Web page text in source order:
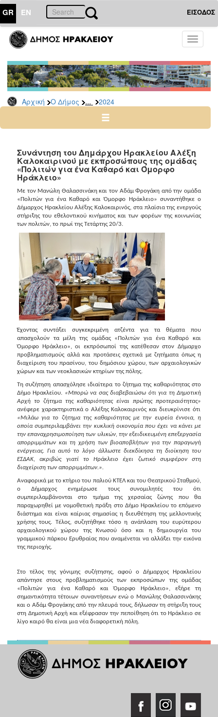
GR EN ΕΙΣΟΔΟΣ
Toggle
Αρχική Ο Δήμος ... 2024
ΔΗΜΟΣ
Δελτία
Τύπου
Αρχείο
2026
2024
2022
2021
2020
2019
2018
2017
2016
2015
2013
2012
2011
2010
2006
ΤΟΠΟΣ
ΠΟΛΙΤΙΣΜΟΣ
ΑΝΘΕΚΤΙΚΗ
ΠΟΛΗ
Συνάντηση του Δημάρχου Ηρακλείου Αλέξη
Καλοκαιρινού με εκπροσώπους της ομάδας
«Πολιτών για ένα Καθαρό και Όμορφο
Ηράκλειο»
Με τον Μανώλη Θαλασσινάκη και τον Αδάμ Φρογάκη από την ομάδα
«Πολιτών για ένα Καθαρό και Όμορφο Ηράκλειο» συναντήθηκε ο
Δήμαρχος Ηρακλείου Αλέξης Καλοκαιρινός, στα πλαίσια της ενεργούς
στήριξης του εθελοντικού κινήματος και των φορέων της κοινωνίας
των πολιτών, το πρωί της Τετάρτης 20/3.
Έχοντας συντάξει συγκεκριμένη ατζέντα για τα θέματα που
απασχολούν τα μέλη της ομάδας «Πολιτών για ένα Καθαρό και
Όμορφο Ηράκλειο», οι εκπρόσωποί της κατέθεσαν στον Δήμαρχο
προβληματισμούς αλλά και προτάσεις σχετικά με ζητήματα όπως η
διαχείριση του πρασίνου, του δημόσιου χώρου, των αρχαιολογικών
χώρων και των νεοκλασικών κτηρίων της πόλης.
Τη συζήτηση απασχόλησε ιδιαίτερα το ζήτημα της καθαριότητας στο
Δήμο Ηρακλείου. «Μπορώ να σας διαβεβαιώσω ότι για τη Δημοτική
Αρχή το ζήτημα της καθαριότητας είναι πρώτης προτεραιότητας»
ανέφερε χαρακτηριστικά ο Αλέξης Καλοκαιρινός και διευκρίνισε ότι
«Μιλάω για το ζήτημα της καθαριότητας με την ευρεία έννοια, η
οποία συμπεριλαμβάνει την κυκλική οικονομία που έχει να κάνει με
την επαναχρησιμοποίηση των υλικών, την εξειδικευμένη επεξεργασία
απορριμμάτων και τη χρήση των βιοαποβλήτων για την παραγωγή
ενέργειας. Για αυτό το λόγο άλλωστε διεκδίκησα τη διοίκηση του
ΕΣΔΑΚ, ακριβώς γιατί το Ηράκλειο έχει ζωτικό συμφέρον στη
διαχείριση των απορριμμάτων.».
Αναφορικά με το κτήριο του παλιού ΚΤΕΛ και του Θεατρικού Σταθμού,
ο Δήμαρχος ενημέρωσε τους συνομιλητές του ότι
συμπεριλαμβάνονται στο τμήμα της χερσαίας ζώνης που θα
παραχωρηθεί με νομοθετική πράξη στο Δήμο Ηρακλείου το επόμενο
διάστημα και είναι καίριας σημασίας η διευθέτηση της μελλοντικής
χρήσης τους. Τέλος, συζητήθηκε τόσο η ανάπλαση του ευρύτερου
αρχαιολογικού χώρου της Κνωσού όσο και η δημιουργία του
γραμμικού πάρκου Ερυθραίας που αναμένεται να αλλάξει την εικόνα
της περιοχής.
Στο τέλος της γόνιμης συζήτησης, αφού ο Δήμαρχος Ηρακλείου
απάντησε στους προβληματισμούς των εκπροσώπων της ομάδας
«Πολιτών για ένα Καθαρό και Όμορφο Ηράκλειο», εξήρε τη
σημαντικότητα τέτοιων συναντήσεων ενώ ο Μανώλης Θαλασσινάκης
και ο Αδάμ Φρογάκης από την πλευρά τους, δήλωσαν τη στήριξη τους
στη Δημοτική Αρχή και εξέφρασαν την πεποίθηση ότι το Ηράκλειο σε
λίγο καιρό θα είναι μια νέα διαφορετική πόλη.